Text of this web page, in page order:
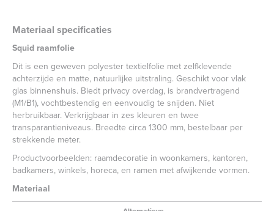
Materiaal specificaties
Squid raamfolie
Dit is een geweven polyester textielfolie met zelfklevende
achterzijde en matte, natuurlijke uitstraling. Geschikt voor vlak
glas binnenshuis. Biedt privacy overdag, is brandvertragend
(M1/B1), vochtbestendig en eenvoudig te snijden. Niet
herbruikbaar. Verkrijgbaar in zes kleuren en twee
transparantieniveaus. Breedte circa 1300 mm, bestelbaar per
strekkende meter.
Productvoorbeelden: raamdecoratie in woonkamers, kantoren,
badkamers, winkels, horeca, en ramen met afwijkende vormen.
Materiaal